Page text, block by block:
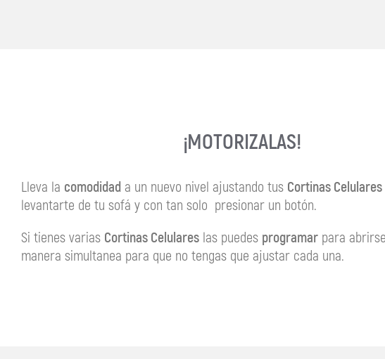
¡MOTORIZALAS!
Lleva la comodidad a un nuevo nivel ajustando tus Cortinas Celulares
levantarte de tu sofá y con tan solo presionar un botón.
Si tienes varias Cortinas Celulares las puedes programar para
manera simultanea para que no tengas que ajustar cada una.